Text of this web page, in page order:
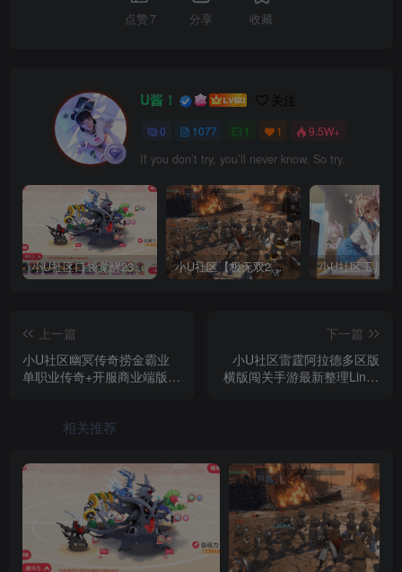
点赞 7 分享 收藏
U酱！ 关注
0 1077 1 1 9.5W+
If you don’t try, you’ll never know. So try.
小U社区口袋觉醒23SS魔改版服务端横版卡牌手游+Linux手工服务端+GM授权后台+搭建视频 小U社区【极无双2完整版】3D动作ARPG手游+Linux学习手工端+GM授权后台+视频教程
上一篇
小U社区幽冥传奇捞金霸业
单职业传奇+开服商业端版本
下一篇
小U社区雷霆阿拉德多区版
横版闯关手游最新整理Linux
相关推荐